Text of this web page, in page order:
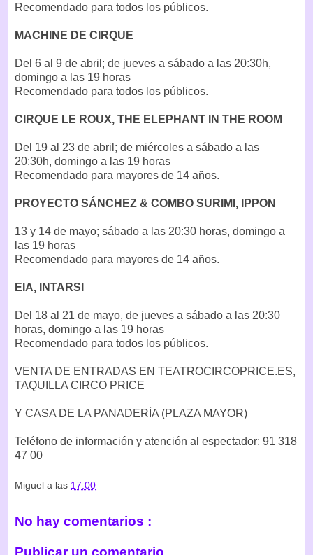
Recomendado para todos los públicos.
MACHINE DE CIRQUE
Del 6 al 9 de abril; de jueves a sábado a las 20:30h,
domingo a las 19 horas
Recomendado para todos los públicos.
CIRQUE LE ROUX, THE ELEPHANT IN THE ROOM
Del 19 al 23 de abril; de miércoles a sábado a las
20:30h, domingo a las 19 horas
Recomendado para mayores de 14 años.
PROYECTO SÁNCHEZ & COMBO SURIMI, IPPON
13 y 14 de mayo; sábado a las 20:30 horas, domingo a
las 19 horas
Recomendado para mayores de 14 años.
EIA, INTARSI
Del 18 al 21 de mayo, de jueves a sábado a las 20:30
horas, domingo a las 19 horas
Recomendado para todos los públicos.
VENTA DE ENTRADAS EN TEATROCIRCOPRICE.ES,
TAQUILLA CIRCO PRICE
Y CASA DE LA PANADERÍA (PLAZA MAYOR)
Teléfono de información y atención al espectador: 91 318
47 00
Miguel a las 17:00
No hay comentarios :
Publicar un comentario